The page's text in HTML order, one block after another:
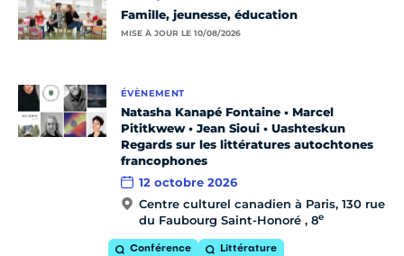
Famille, jeunesse, éducation
MISE À JOUR LE 10/08/2026
ÉVÈNEMENT
Natasha Kanapé Fontaine • Marcel
Pititkwew • Jean Sioui • Uashteskun
Regards sur les littératures autochtones
francophones
12 octobre 2026
Centre culturel canadien à Paris, 130 rue
du Faubourg Saint-Honoré , 8e
Conférence Littérature